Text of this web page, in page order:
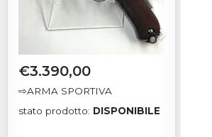
€3.390,00
⇨ARMA SPORTIVA
stato prodotto: DISPONIBILE